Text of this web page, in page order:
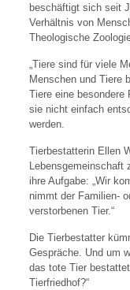
beschäftigt sich seit
Verhältnis von
Theologische
„Tiere sind für viele
Menschen und Tiere
Tiere eine besondere
sie nicht einfach
werden.
Tierbestatterin Ellen
Lebensgemeinschaft
ihre Aufgabe: „Wir
nimmt der Familien-
verstorbenen Tier.“
Die Tierbestatter
Gespräche. Und um
das tote Tier
Tierfriedhof?“